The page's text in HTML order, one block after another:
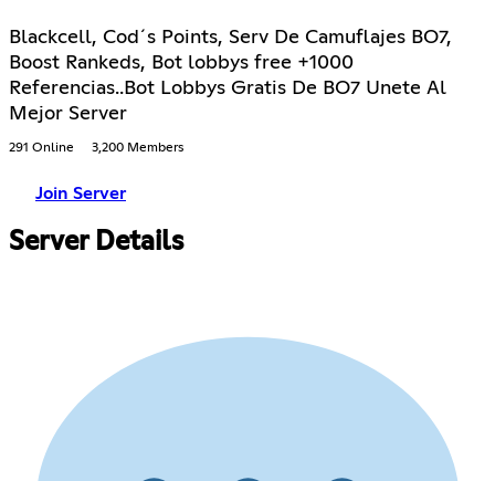
Blackcell, Cod´s Points, Serv De Camuflajes BO7,
Boost Rankeds, Bot lobbys free +1000
Referencias..Bot Lobbys Gratis De BO7 Unete Al
Mejor Server
291 Online 3,200 Members
Join Server
Server Details